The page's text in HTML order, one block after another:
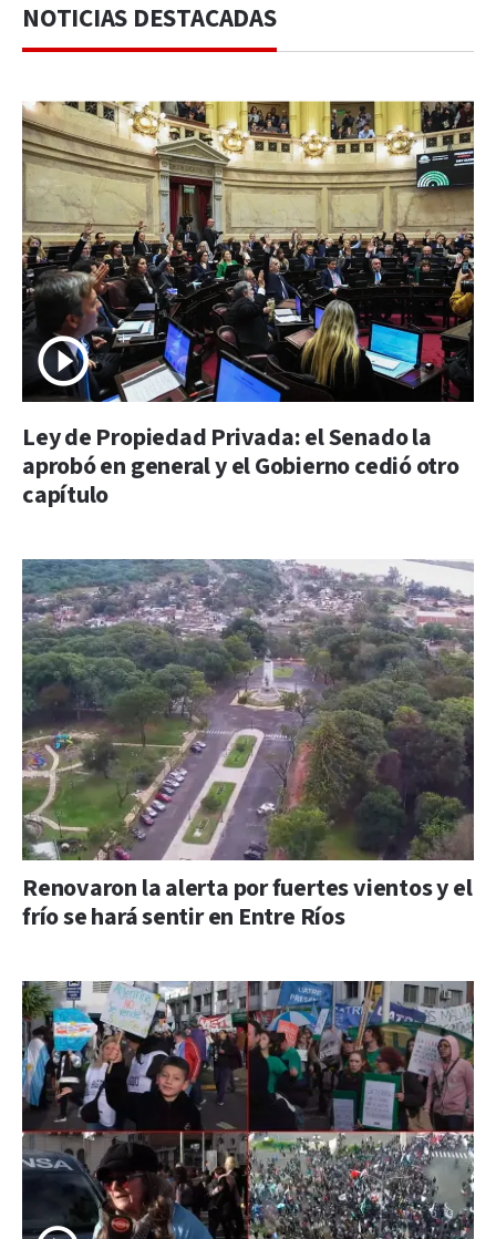
NOTICIAS DESTACADAS
Ley de Propiedad Privada: el Senado la
aprobó en general y el Gobierno cedió otro
capítulo
Renovaron la alerta por fuertes vientos y el
frío se hará sentir en Entre Ríos